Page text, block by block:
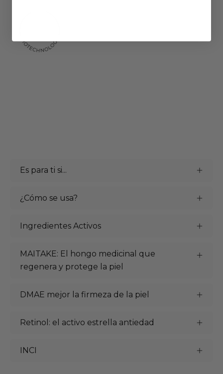
Es para ti si...
¿Cómo se usa?
Ingredientes Activos
MAITAKE: El hongo medicinal que
regenera y protege la piel
DMAE mejor la firmeza de la piel
Retinol: el activo estrella antiedad
INCI